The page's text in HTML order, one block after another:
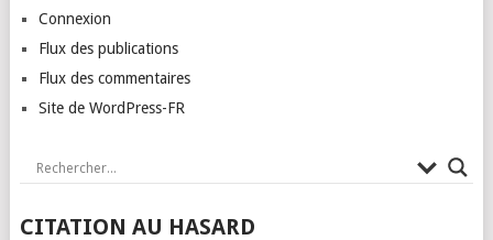
Connexion
Flux des publications
Flux des commentaires
Site de WordPress-FR
CITATION AU HASARD